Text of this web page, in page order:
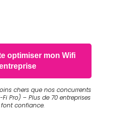
optimiser mon Wifi
chers que nos concurrents
Fi Pro) – Plus de 70 entreprises
confiance.